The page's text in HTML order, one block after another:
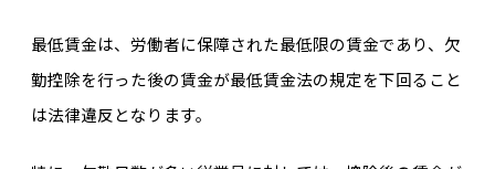
最低賃金は、労働者に保障された最低限の賃金であり、欠
勤控除を行った後の賃金が最低賃金法の規定を下回ること
は法律違反となります。